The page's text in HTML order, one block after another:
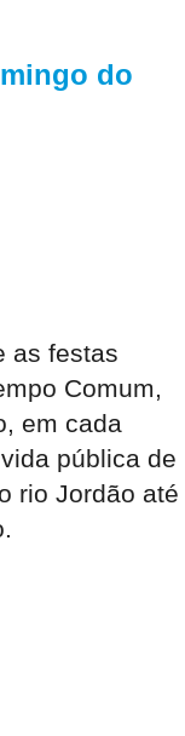
do
as festas
Comum,
em cada
pública de
rio Jordão até